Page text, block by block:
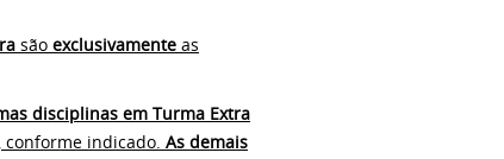
são exclusivamente as
disciplinas em Turma Extra
, conforme indicado. As demais